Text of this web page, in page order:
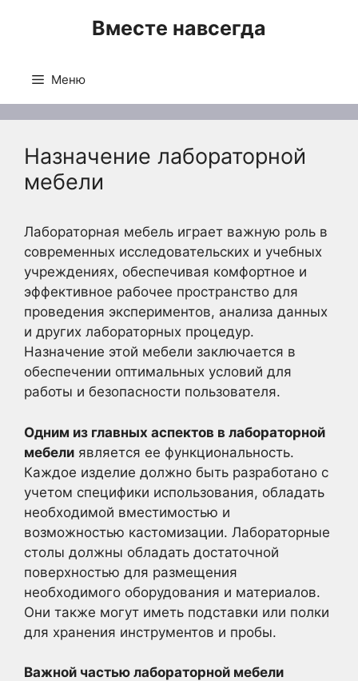
Вместе навсегда
Меню
Назначение лабораторной
мебели
Лабораторная мебель играет важную роль в
современных исследовательских и учебных
учреждениях, обеспечивая комфортное и
эффективное рабочее пространство для
проведения экспериментов, анализа данных
и других лабораторных процедур.
Назначение этой мебели заключается в
обеспечении оптимальных условий для
работы и безопасности пользователя.
Одним из главных аспектов в лабораторной
мебели является ее функциональность.
Каждое изделие должно быть разработано с
учетом специфики использования, обладать
необходимой вместимостью и
возможностью кастомизации. Лабораторные
столы должны обладать достаточной
поверхностью для размещения
необходимого оборудования и материалов.
Они также могут иметь подставки или полки
для хранения инструментов и пробы.
Важной частью лабораторной мебели